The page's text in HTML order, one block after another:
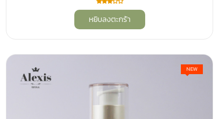
หยิบลงตะกร้า
NEW